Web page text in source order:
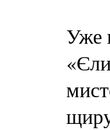
Уже